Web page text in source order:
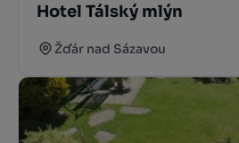
Hotel Tálský mlýn
Žďár nad Sázavou